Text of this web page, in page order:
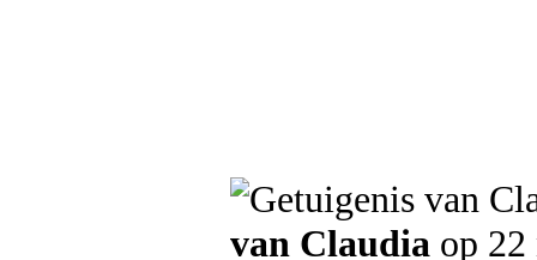
van Claudia op 22